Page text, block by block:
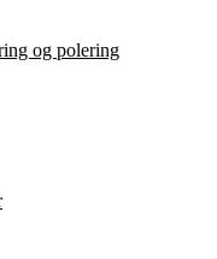
og polering